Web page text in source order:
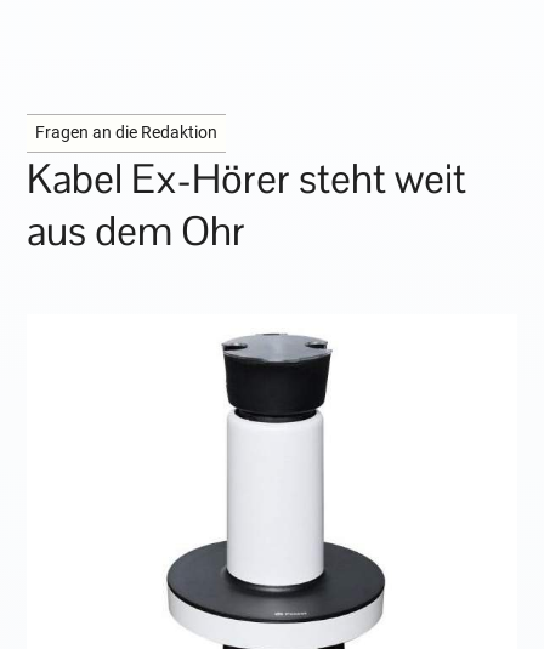
Fragen an die Redaktion
Kabel Ex-Hörer steht weit
aus dem Ohr